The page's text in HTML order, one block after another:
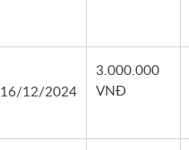
16/12/2024
3.000.000
VNĐ